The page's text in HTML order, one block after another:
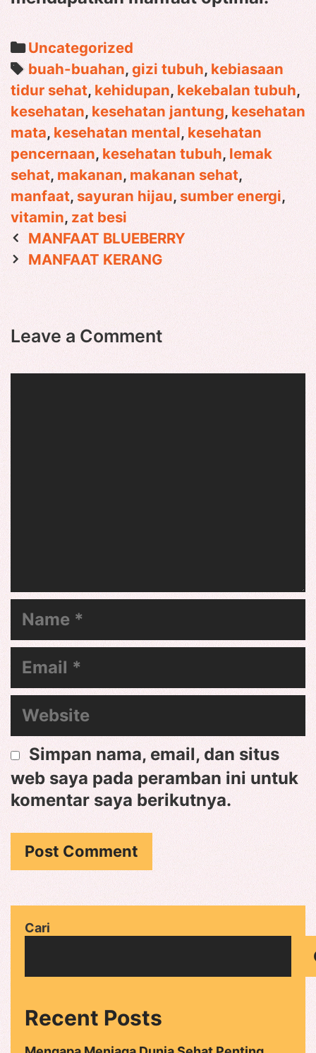
Categories
Uncategorized
Tags
buah-buahan,gizi tubuh, kebiasaan
tidur sehat, kehidupan, kekebalan tubuh,
kesehatan, kesehatan jantung, kesehatan
mata, kesehatan mental, kesehatan
pencernaan, kesehatan tubuh, lemak
sehat, makanan,makanan sehat,
manfaat, sayuran hijau, sumber energi,
vitamin,zat besi
Post
navigation
MANFAAT BLUEBERRY
MANFAAT KERANG
Leave a Comment
Name
Email
Website
Simpan nama, email, dan situs
web saya pada peramban ini untuk
komentar saya berikutnya.
Cari
Recent Posts